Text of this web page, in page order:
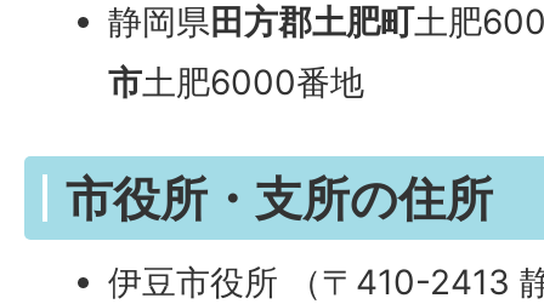
静岡県田方郡土肥町土肥
市土肥6000番地
市役所・支所の住所
伊豆市役所 （〒410-2413